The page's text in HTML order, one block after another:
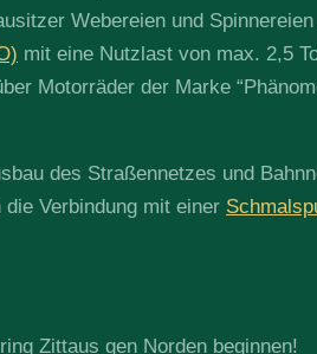
Webereien und
mit eine Nutzlast von max. 2,5
Motorräder der Marke
des Straßennetzes und
Verbindung mit einer
Zittaus gen Norden beginnen!